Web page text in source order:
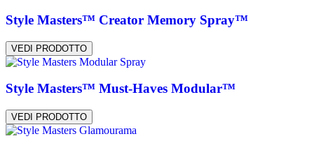
Style Masters™ Creator Memory Spray™
VEDI PRODOTTO
Style Masters™ Must-Haves Modular™
VEDI PRODOTTO